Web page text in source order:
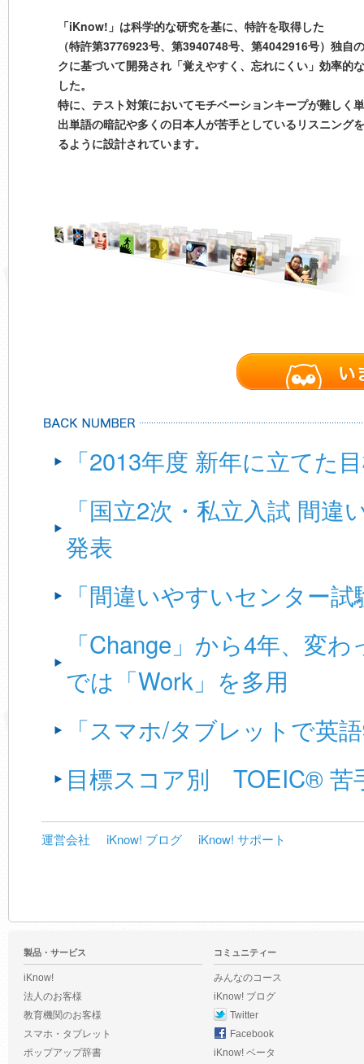
「iKnow!」は科学的な研究を基に、特許を取得した
（特許第3776923号、第3940748号、第4042916号）独自
クに基づいて開発され「覚えやすく、忘れにくい」効率的
した。
特に、テスト対策においてモチベーションキープが難しく
出単語の暗記や多くの日本人が苦手としているリスニング
るように設計されています。
「2013年度 新年に立てた
「国立2次・私立入試 間
発表
「間違いやすいセンター
「Change」から4年、変
では「Work」を多用
「スマホ/タブレットで英
目標スコア別 TOEIC® 苦
運営会社 iKnow! ブログ iKnow! サポート
製品・サービス
iKnow!
法人のお客様
教育機関のお客様
スマホ・タブレット
ポップアップ辞書
コミュニティー
みんなのコース
iKnow! ブログ
Twitter
Facebook
iKnow! ベータ